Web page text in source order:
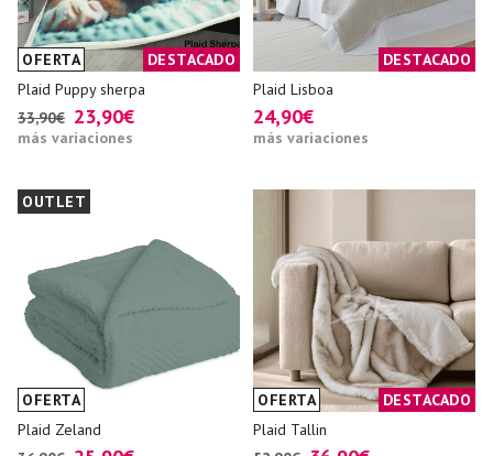
OFERTA
DESTACADO
Plaid Puppy sherpa
33,90€ 23,90€
más variaciones
DESTACADO
Plaid Lisboa
24,90€
más variaciones
OFERTA
OUTLET
Plaid Zeland
OFERTA
DESTACADO
Plaid Tallin